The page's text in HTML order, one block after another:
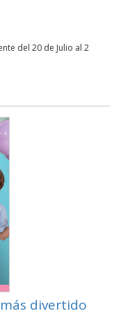
del 20 de Julio al 2
divertido